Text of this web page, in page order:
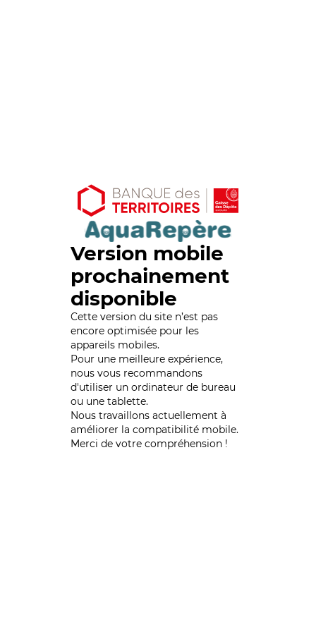
Version mobile
prochainement
disponible
Cette version du site n’est pas
encore optimisée pour les
appareils mobiles.
Pour une meilleure expérience,
nous vous recommandons
d'utiliser un ordinateur de bureau
ou une tablette.
Nous travaillons actuellement à
améliorer la compatibilité mobile.
Merci de votre compréhension !